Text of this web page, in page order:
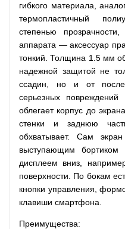
гибкого материала,
термопластичный
степенью
аппарата — аксессуар
тонкий. Толщина 1.5 мм
надежной защитой не
ссадин, но и от
серьезных
облегает корпус до
стенки и заднюю
обхватывает. Сам
выступающим
дисплеем вниз,
поверхности. По бокам
кнопки управления,
клавиши смартфона.
Преимущества: